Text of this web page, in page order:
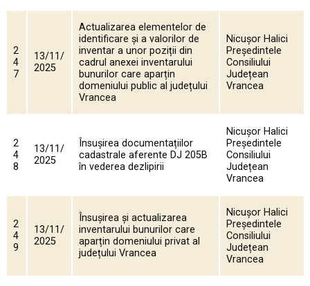
2
4
7
13/11/
2025
Actualizarea elementelor de
identificare și a valorilor de
inventar a unor poziții din
cadrul anexei inventarului
bunurilor care aparțin
domeniului public al județului
Vrancea
Nicușor Halici
Președintele
Consiliului
Județean
Vrancea
2
4
8
13/11/
2025
Însușirea documentațiilor
cadastrale aferente DJ 205B
în vederea dezlipirii
Nicușor Halici
Președintele
Consiliului
Județean
Vrancea
2
4
9
13/11/
2025
Însușirea și actualizarea
inventarului bunurilor care
aparțin domeniului privat al
județului Vrancea
Nicușor Halici
Președintele
Consiliului
Județean
Vrancea